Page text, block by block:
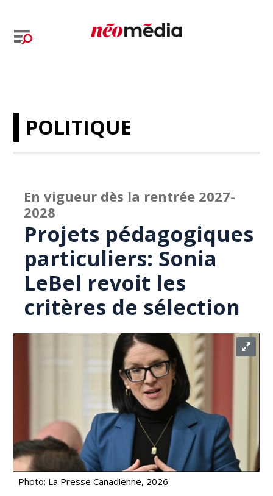
POLITIQUE
En vigueur dès la rentrée 2027-
2028
Projets pédagogiques
particuliers: Sonia
LeBel revoit les
critères de sélection
Photo: La Presse Canadienne, 2026